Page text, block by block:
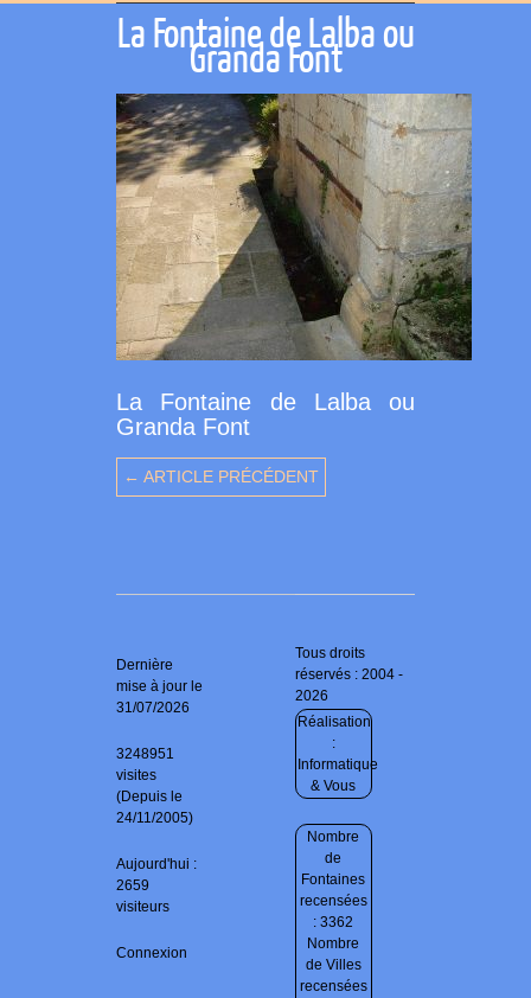
La Fontaine de Lalba ou
Granda Font
La Fontaine de Lalba ou
Granda Font
← ARTICLE PRÉCÉDENT
Dernière
mise à jour le
31/07/2026
3248951
visites
(Depuis le
24/11/2005)
Aujourd'hui :
2659
visiteurs
Connexion
Tous droits
réservés : 2004 -
2026
Réalisation
:
Informatique
& Vous
Nombre
de
Fontaines
recensées
: 3362
Nombre
de Villes
recensées